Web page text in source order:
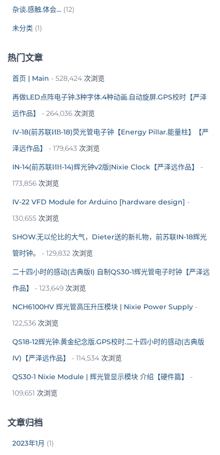
杂谈.感触.体会… (12)
未分类 (1)
热门文章
首页 | Main - 528,424 次浏览
再做LED点阵电子钟.3种字体.4种动画.自动旋屏.GPS校时【严泽
远作品】
- 264,036 次浏览
IV-18(前苏联ИВ-18)荧光管电子钟【Energy Pillar.能量柱】【严
泽远作品】
- 179,643 次浏览
IN-14(前苏联ИН-14)辉光钟v2版|Nixie Clock【严泽远作品】
-
173,856 次浏览
IV-22 VFD Module for Arduino [hardware design] -
130,655 次浏览
SHOW.无以伦比的大气，Dieter送的新礼物，前苏联IN-18辉光
管时钟。
- 129,832 次浏览
二十四小时的感动(古典版I) 自制QS30-1辉光管电子时钟【严泽远
作品】
- 123,649 次浏览
NCH6100HV 辉光管高压升压模块 | Nixie Power Supply -
122,536 次浏览
QS18-12辉光钟.黄金纪念版.GPS校时.二十四小时的感动(古典版
IV)【严泽远作品】
- 114,534 次浏览
QS30-1 Nixie Module | 辉光管显示模块 介绍【硬件篇】
-
109,651 次浏览
文章归档
2023年1月 (1)